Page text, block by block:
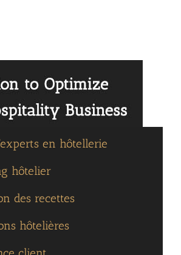
en hôtellerie
hôtelier
des recettes
hôtelières